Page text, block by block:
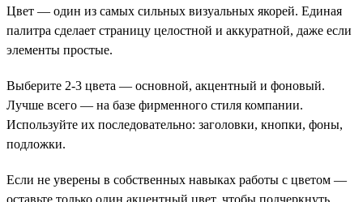
Цвет — один из самых сильных визуальных якорей. Единая
палитра сделает страницу целостной и аккуратной, даже если
элементы простые.
Выберите 2-3 цвета — основной, акцентный и фоновый.
Лучше всего — на базе фирменного стиля компании.
Используйте их последовательно: заголовки, кнопки, фоны,
подложки.
Если не уверены в собственных навыках работы с цветом —
оставьте только один акцентный цвет, чтобы подчеркнуть